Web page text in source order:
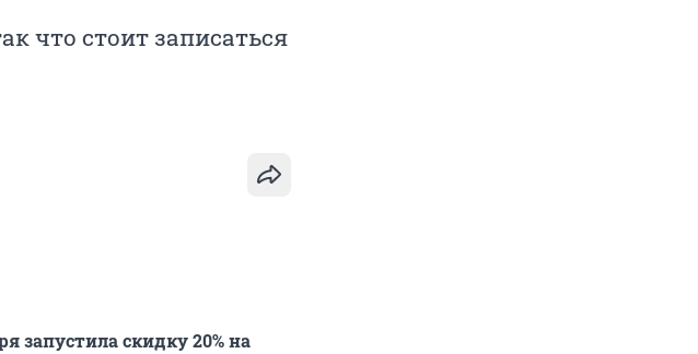
что стоит записаться
запустила скидку 20% на